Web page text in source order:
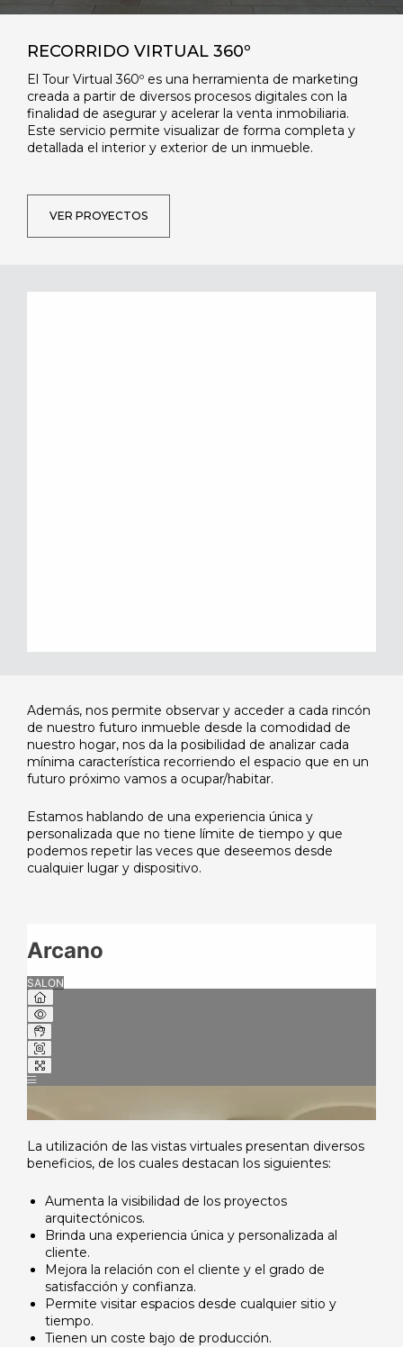
RECORRIDO VIRTUAL 360º
El Tour Virtual 360º es una herramienta de marketing
creada a partir de diversos procesos digitales con la
finalidad de asegurar y acelerar la venta inmobiliaria.
Este servicio permite visualizar de forma completa y
detallada el interior y exterior de un inmueble.
VER PROYECTOS
Además, nos permite observar y acceder a cada rincón
de nuestro futuro inmueble desde la comodidad de
nuestro hogar, nos da la posibilidad de analizar cada
mínima característica recorriendo el espacio que en un
futuro próximo vamos a ocupar/habitar.
Estamos hablando de una experiencia única y
personalizada que no tiene límite de tiempo y que
podemos repetir las veces que deseemos desde
cualquier lugar y dispositivo.
La utilización de las vistas virtuales presentan diversos
beneficios, de los cuales destacan los siguientes:
Aumenta la visibilidad de los proyectos
arquitectónicos.
Brinda una experiencia única y personalizada al
cliente.
Mejora la relación con el cliente y el grado de
satisfacción y confianza.
Permite visitar espacios desde cualquier sitio y
tiempo.
Tienen un coste bajo de producción.